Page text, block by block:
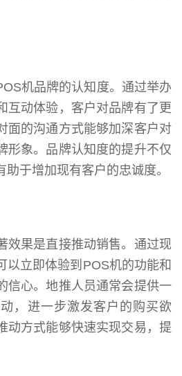
机品牌的认知度。通过举办
互动体验，客户对品牌有了更
面的沟通方式能够加深客户对
形象。品牌认知度的提升不仅
于增加现有客户的忠诚度。
效果是直接推动销售。通过现
以立即体验到POS机的功能和
信心。地推人员通常会提供一
，进一步激发客户的购买欲
动方式能够快速实现交易，提